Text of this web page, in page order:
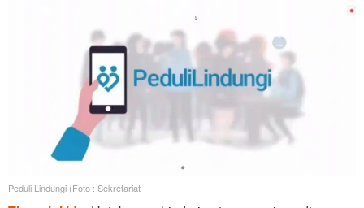
Peduli Lindungi (Foto : Sekretariat